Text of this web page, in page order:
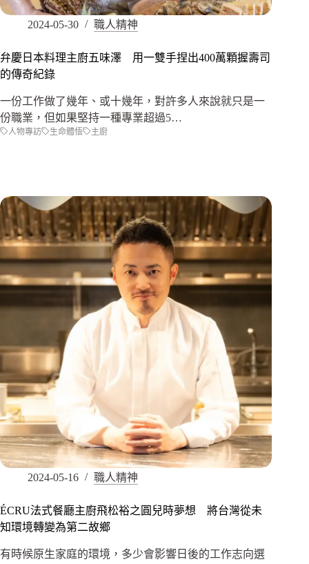
2024-05-30 職人精神
弁慶日本料理主廚五味澤 用一雙手捏出400萬顆握壽司
的傳奇紀錄
一份工作做了幾年、或十幾年，對許多人來說就只是一
份職業，但如果堅持一種專業超過5…
人物專訪 生命體悟 主廚
2024-05-16 職人精神
ÉCRU法式餐廳主廚飛松裕之圓兒時夢想 將台灣從未
知環境轉變為第二故鄉
有時候原生家庭的環境，多少會影響日後的工作志向選